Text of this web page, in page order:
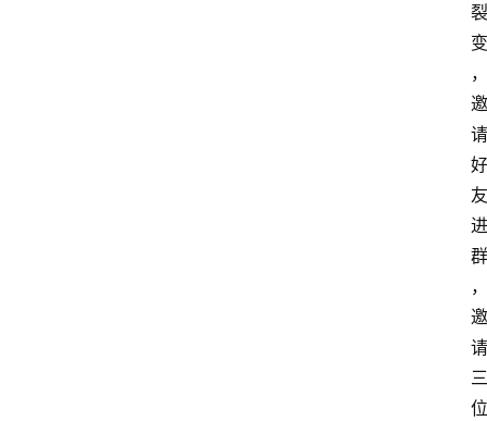
裂
变
，
邀
请
好
友
进
群
，
邀
请
三
位